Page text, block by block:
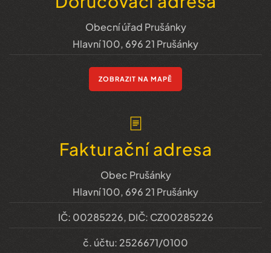
Obecní úřad Prušánky
Hlavní 100, 696 21 Prušánky
ZOBRAZIT NA MAPĚ
Fakturační adresa
Obec Prušánky
Hlavní 100, 696 21 Prušánky
IČ: 00285226, DIČ: CZ00285226
č. účtu: 2526671/0100